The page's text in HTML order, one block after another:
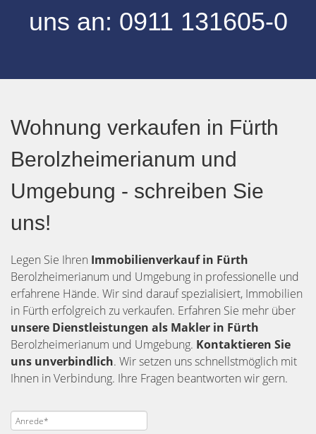
uns an: 0911 131605-0
Wohnung verkaufen in Fürth
Berolzheimerianum und
Umgebung - schreiben Sie
uns!
Legen Sie Ihren Immobilienverkauf in Fürth
Berolzheimerianum und Umgebung in professionelle und
erfahrene Hände. Wir sind darauf spezialisiert, Immobilien
in Fürth erfolgreich zu verkaufen. Erfahren Sie mehr über
unsere Dienstleistungen als Makler in Fürth
Berolzheimerianum und Umgebung. Kontaktieren Sie
uns unverbindlich. Wir setzen uns schnellstmöglich mit
Ihnen in Verbindung. Ihre Fragen beantworten wir gern.